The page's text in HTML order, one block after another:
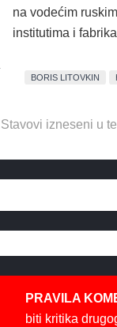
na vodećim
institutima i
BORIS LITOVKIN
Stavovi izneseni u
PRAVILA
biti kritika